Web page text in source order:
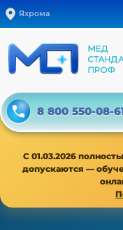
Яхрома
8 800 550-08-
С 01.03.2026
допускаются —